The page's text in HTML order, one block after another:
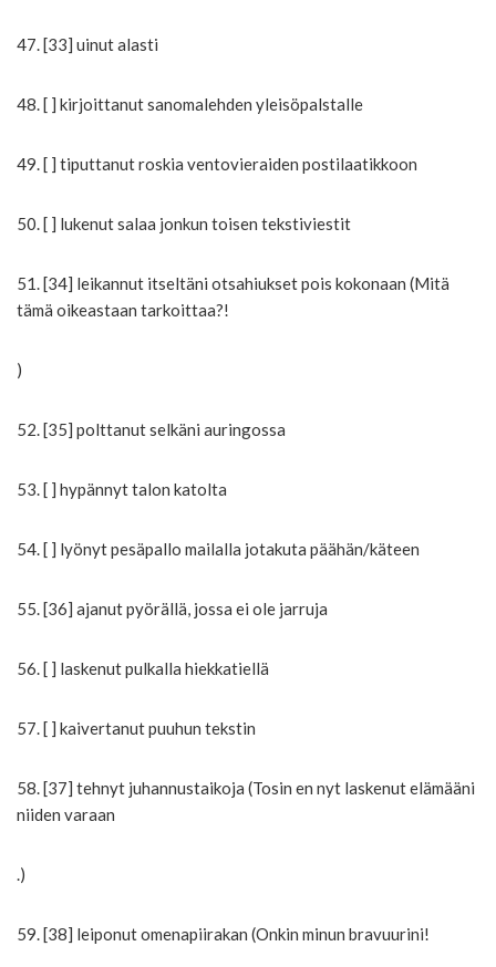
47. [33] uinut alasti
48. [ ] kirjoittanut sanomalehden yleisöpalstalle
49. [ ] tiputtanut roskia ventovieraiden postilaatikkoon
50. [ ] lukenut salaa jonkun toisen tekstiviestit
51. [34] leikannut itseltäni otsahiukset pois kokonaan (Mitä
tämä oikeastaan tarkoittaa?!
)
52. [35] polttanut selkäni auringossa
53. [ ] hypännyt talon katolta
54. [ ] lyönyt pesäpallo mailalla jotakuta päähän/käteen
55. [36] ajanut pyörällä, jossa ei ole jarruja
56. [ ] laskenut pulkalla hiekkatiellä
57. [ ] kaivertanut puuhun tekstin
58. [37] tehnyt juhannustaikoja (Tosin en nyt laskenut elämääni
niiden varaan
.)
59. [38] leiponut omenapiirakan (Onkin minun bravuurini!